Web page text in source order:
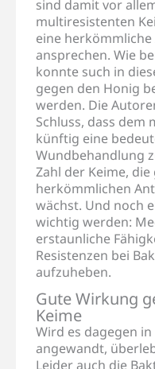
sind damit vor
multiresistenten
eine
ansprechen. Wie
konnte such in
gegen den Honig
werden. Die
Schluss, dass dem
künftig eine
Wundbehandlung
Zahl der Keime,
herkömmlichen
wächst. Und noch
wichtig werden:
erstaunliche
Resistenzen bei
aufzuheben.
Gute Wirkung
Keime
Wird es dagegen
angewandt,
Leider auch die